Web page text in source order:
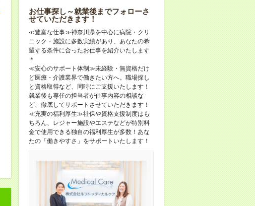
お仕事探し～就業後までフォローさ
せていただきます！
≪豊富な仕事≫神奈川県を中心に病院・クリ
ニック・施設に多数実績があり、あなたの希
望する条件に合ったお仕事を紹介いたします
＊
≪安心のサポート体制≫未経験・無資格だけ
ど医療・介護業界で働きたい方へ。職場探し
と資格取得など、同時にご支援いたします！
就業後も専任の担当者が仕事内容の相談な
ど、徹底してサポートさせていただきます！
≪充実の福利厚生≫社保や資格支援制度はも
ちろん、レジャー施設やエステなどが特別料
金で使用できる独自の福利厚生が多数！あな
たの「働きやすさ」をサポートいたします！